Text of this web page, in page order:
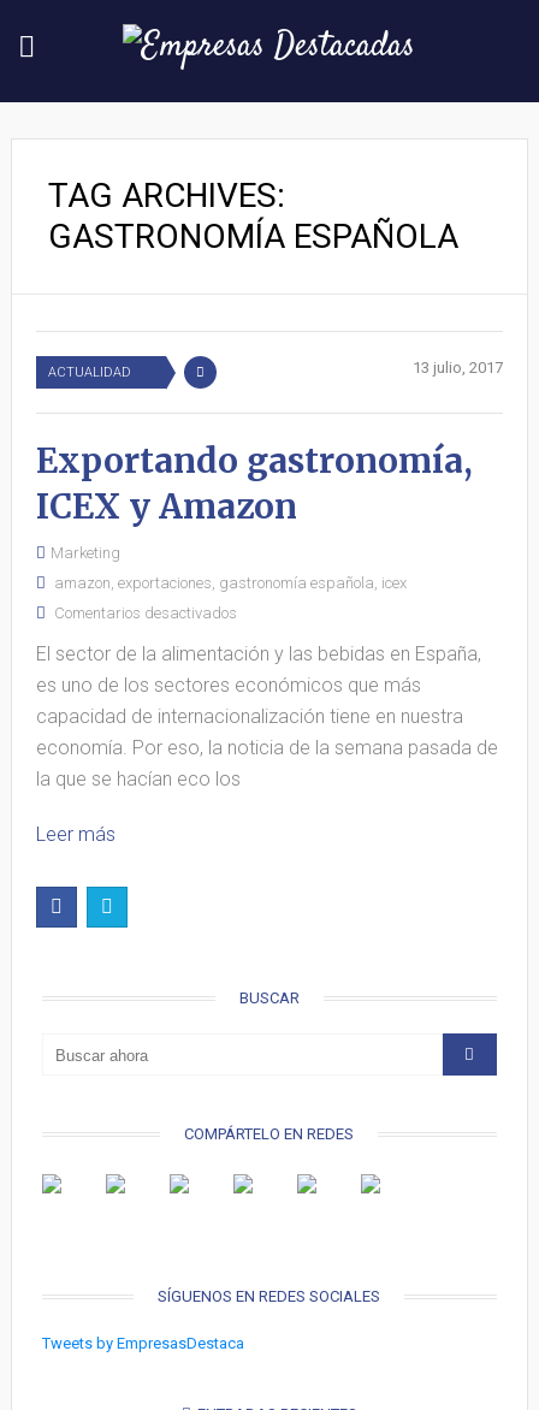
TAG ARCHIVES:
GASTRONOMÍA ESPAÑOLA
ACTUALIDAD 13 julio, 2017
Exportando gastronomía,
ICEX y Amazon
Marketing
amazon, exportaciones, gastronomía española, icex
Comentarios desactivados
El sector de la alimentación y las bebidas en España,
es uno de los sectores económicos que más
capacidad de internacionalización tiene en nuestra
economía. Por eso, la noticia de la semana pasada de
la que se hacían eco los
Leer más
BUSCAR
COMPÁRTELO EN REDES
SÍGUENOS EN REDES SOCIALES
Tweets by EmpresasDestaca